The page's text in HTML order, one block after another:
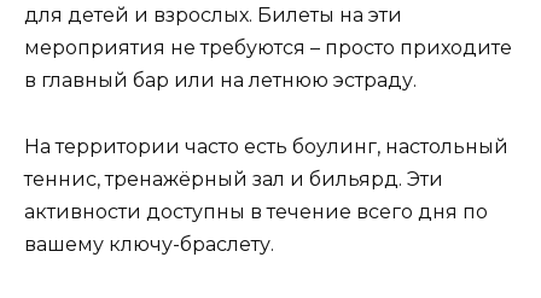
для детей и взрослых. Билеты на эти
мероприятия не требуются – просто приходите
в главный бар или на летнюю эстраду.
На территории часто есть боулинг, настольный
теннис, тренажёрный зал и бильярд. Эти
активности доступны в течение всего дня по
вашему ключу-браслету.